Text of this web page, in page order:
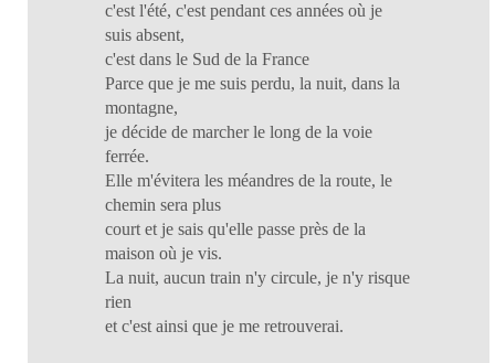
c'est l'été, c'est pendant ces années où je
suis absent,
c'est dans le Sud de la France
Parce que je me suis perdu, la nuit, dans la
montagne,
je décide de marcher le long de la voie
ferrée.
Elle m'évitera les méandres de la route, le
chemin sera plus
court et je sais qu'elle passe près de la
maison où je vis.
La nuit, aucun train n'y circule, je n'y risque
rien
et c'est ainsi que je me retrouverai.